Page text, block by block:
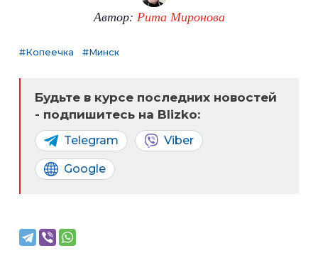
Автор: Рита Миронова
#Копеечка #Минск
Будьте в курсе последних новостей
- подпишитесь на Blizko:
Telegram Viber
Google